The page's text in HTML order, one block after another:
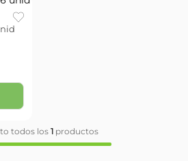
todos los 1 productos